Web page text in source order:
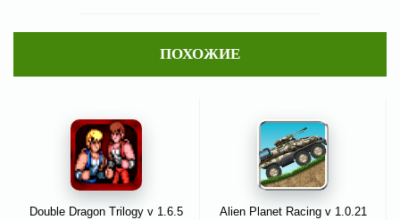
ПОХОЖИЕ
Double Dragon Trilogy v 1.6.5 Alien Planet Racing v 1.0.21